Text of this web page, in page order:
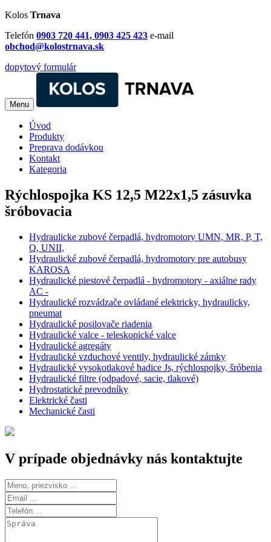
Kolos Trnava
Telefón 0903 720 441, 0903 425 423 e-mail
obchod@kolostrnava.sk
dopytový formulár
Menu
Úvod
Produkty
Preprava dodávkou
Kontakt
Kategoria
Rýchlospojka KS 12,5 M22x1,5 zásuvka
šróbovacia
Hydraulicke zubové čerpadlá, hydromotory UMN, MR, P, T,
Q, UNII,
Hydraulické zubové čerpadlá, hydromotory pre autobusy
KAROSA
Hydraulické piestové čerpadlá - hydromotory - axiálne rady
AC -
Hydraulické rozvádzače ovládané elektricky, hydraulicky,
pneumat
Hydraulické posilovače riadenia
Hydraulické valce - teleskopické valce
Hydraulické agregáty
Hydraulické vzduchové ventily, hydraulické zámky
Hydraulické vysokotlakové hadice Js, rýchlospojky, šróbenia
Hydraulické filtre (odpadové, sacie, tlakové)
Hydrostatické prevodníky
Elektrické časti
Mechanické časti
V prípade objednávky nás kontaktujte